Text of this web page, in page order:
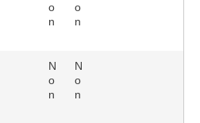
o
n
o
n
N
o
n
N
o
n